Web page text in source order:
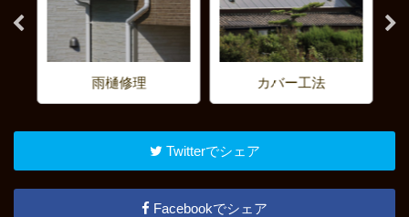
雨樋修理 カバー工法
Twitterでシェア
Facebookでシェア